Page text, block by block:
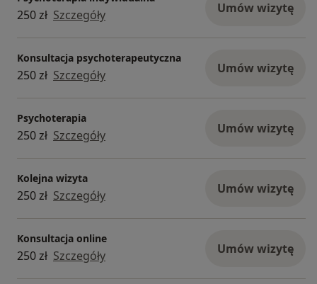
250 zł Szczegóły Umów wizytę
Konsultacja psychoterapeutyczna
250 zł Szczegóły Umów wizytę
Psychoterapia
250 zł Szczegóły Umów wizytę
Kolejna wizyta
250 zł Szczegóły Umów wizytę
Konsultacja online
250 zł Szczegóły Umów wizytę